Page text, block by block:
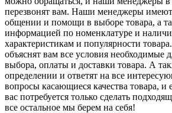
перезвонят вам. Наши менеджеры
общении и помощи в выборе товара, а
информацией по номенклатуре и
характеристикам и популярности
объяснят вам все условия необходимые
выбора, оплаты и доставки товара. А
определении и ответят на все
вопросы касающиеся качества товара, и
вас потребуется только сделать
все остальное мы берем на себя!